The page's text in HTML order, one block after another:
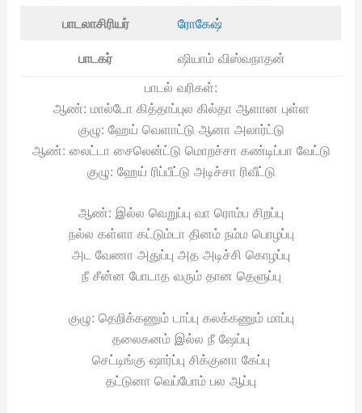
பாடலாசிரியர் ரோகேஷ்
பாடகர்
ஷியாம் விஸ்வநாதன்
பாடல் வரிகள்:
ஆண்: மால்டோ கித்தாப்புல கில்தா ஆளான புள்ள
குழு: ஹேய் வெளாட்டு ஆனா அலார்ட்டு
ஆண்: லைட்டா சைலென்ட்டு மொறச்சா கண்டிப்பா வேட்டு
குழு: ஹேய் ரிப்பீட்டு அடிச்சா ரிவீட்டு
ஆண்: இல்ல வெறுப்பு வா ரொம்ப சிறப்பு
நல்ல கள்ளா கட்டும்டா தினம் நம்ம பொழப்பு
அட வேணா அதுப்பு அத அடிச்சி கொழப்பு
நீ சீன்ன போடாத வரும் தான தெளுப்பு
குழு: தெறிக்கணும் டாப்பு கலக்கணும் மாப்பு
தலைகனம் இல்ல நீ ஷேப்பு
செட்டிங்கு ஷார்ப்பு சிக்குனா கேப்பு
தட்டுனா வெப்போம் பல ஆப்பு